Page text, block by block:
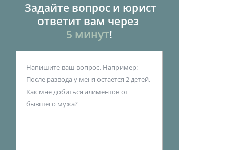
Задайте вопрос и юрист
ответит вам через
5 минут!